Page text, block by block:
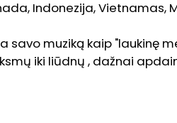
Indonezija, Vietnamas,
savo muziką kaip "laukinę
iki liūdnų , dažnai